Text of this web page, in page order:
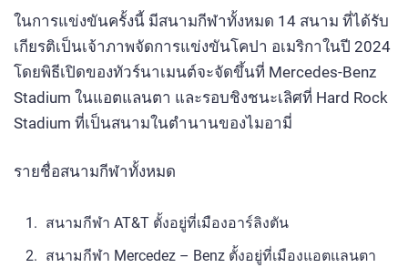
ในการแข่งขันครั้งนี้ มีสนามกีฬาทั้งหมด 14 สนาม ที่ได้รับ
เกียรติเป็นเจ้าภาพจัดการแข่งขันโคปา อเมริกาในปี 2024
โดยพิธีเปิดของทัวร์นาเมนต์จะจัดขึ้นที่ Mercedes-Benz
Stadium ในแอตแลนตา และรอบชิงชนะเลิศที่ Hard Rock
Stadium ที่เป็นสนามในตำนานของไมอามี่
รายชื่อสนามกีฬาทั้งหมด
สนามกีฬา AT&T ตั้งอยู่ที่เมืองอาร์ลิงตัน
สนามกีฬา Mercedez – Benz ตั้งอยู่ที่เมืองแอตแลนตา